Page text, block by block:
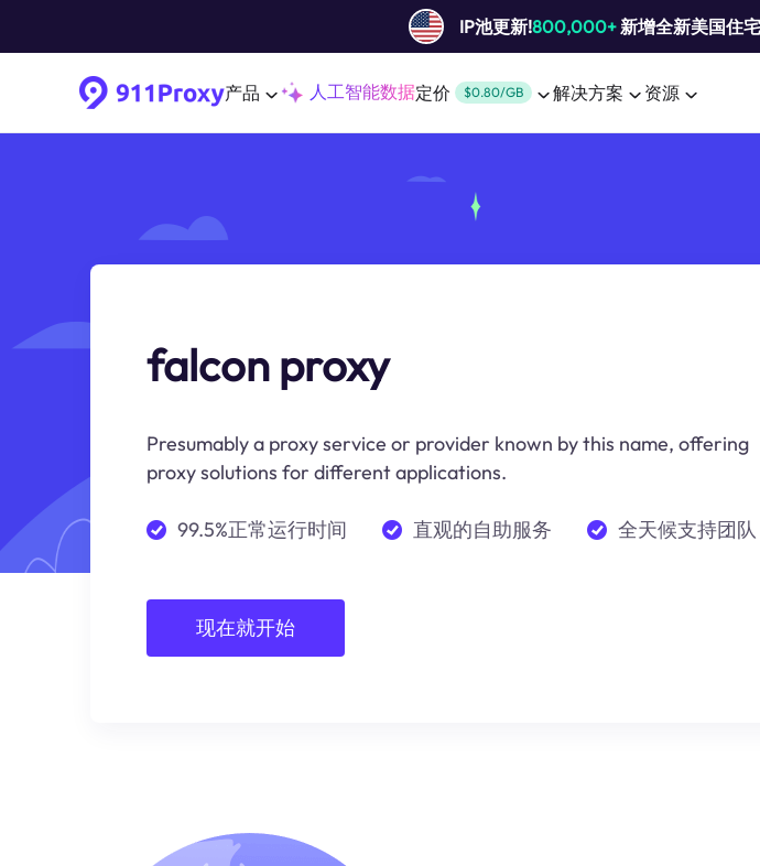
IP池更新!800,000+新增全新美国住
产品 人工智能数据定价 $0.80/GB 解决方案 资源
falcon proxy
Presumably a proxy service or provider known by this name, offering
proxy solutions for different applications.
99.5%正常运行时间 直观的自助服务 全天候支持团队
现在就开始